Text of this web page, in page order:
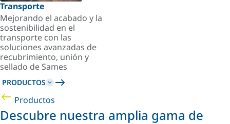
Transporte
Mejorando el acabado y la
sostenibilidad en el
transporte con las
soluciones avanzadas de
recubrimiento, unión y
sellado de Sames
PRODUCTOS
Productos
Descubre nuestra amplia gama de